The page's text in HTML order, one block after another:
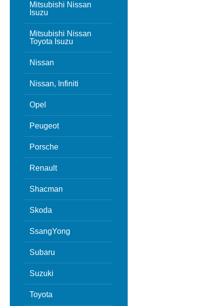
Mitsubishi Nissan
Isuzu
Mitsubishi Nissan
Toyota Isuzu
Nissan
Nissan, Infiniti
Opel
Peugeot
Porsche
Renault
Shacman
Skoda
SsangYong
Subaru
Suzuki
Toyota